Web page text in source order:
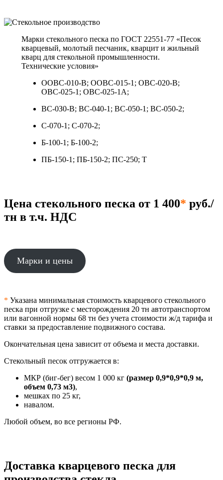
Марки стекольного песка по ГОСТ 22551-77 «Песок
кварцевый, молотый песчаник, кварцит и жильный
кварц для стекольной промышленности.
Технические условия»
ООВС-010-В; ООВС-015-1; ОВС-020-В;
ОВС-025-1; ОВС-025-1А;
ВС-0З0-В; ВС-040-1; ВС-050-1; ВС-050-2;
С-070-1; С-070-2;
Б-100-1; Б-100-2;
ПБ-150-1; ПБ-150-2; ПС-250; Т
Цена стекольного песка от 1 400* руб./
тн в т.ч. НДС
Марки и цены
* Указана минимальная стоимость кварцевого стекольного
песка при отгрузке с месторождения 20 тн автотранспортом
или вагонной нормы 68 тн без учета стоимости ж/д тарифа и
ставки за предоставление подвижного состава.
Окончательная цена зависит от объема и места доставки.
Стекольный песок отгружается в:
МКР (биг-бег) весом 1 000 кг (размер 0,9*0,9*0,9 м,
объем 0,73 м3),
мешках по 25 кг,
навалом.
Любой объем, во все регионы РФ.
Доставка кварцевого песка для